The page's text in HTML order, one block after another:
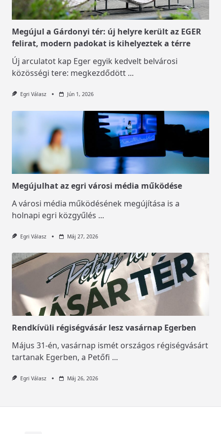
Megújul a Gárdonyi tér: új helyre került az EGER
felirat, modern padokat is kihelyeztek a térre
Új arculatot kap Eger egyik kedvelt belvárosi
közösségi tere: megkezdődött ...
Egri Válasz Jún 1, 2026
Megújulhat az egri városi média működése
A városi média működésének megújítása is a
holnapi egri közgyűlés ...
Egri Válasz Máj 27, 2026
Rendkívüli régiségvásár lesz vasárnap Egerben
Május 31-én, vasárnap ismét országos régiségvásárt
tartanak Egerben, a Petőfi ...
Egri Válasz Máj 26, 2026